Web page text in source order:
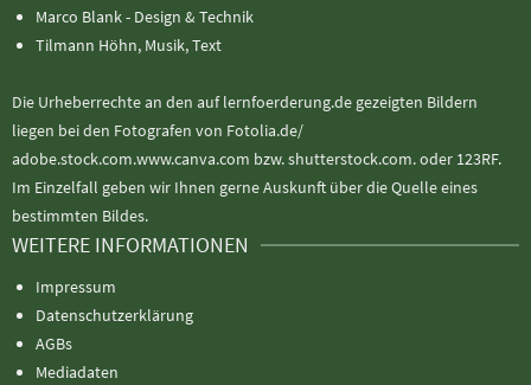
Marco Blank - Design & Technik
Tilmann Höhn, Musik, Text
Die Urheberrechte an den auf lernfoerderung.de gezeigten Bildern
liegen bei den Fotografen von Fotolia.de/
adobe.stock.com.www.canva.com bzw. shutterstock.com. oder 123RF.
Im Einzelfall geben wir Ihnen gerne Auskunft über die Quelle eines
bestimmten Bildes.
WEITERE INFORMATIONEN
Impressum
Datenschutzerklärung
AGBs
Mediadaten